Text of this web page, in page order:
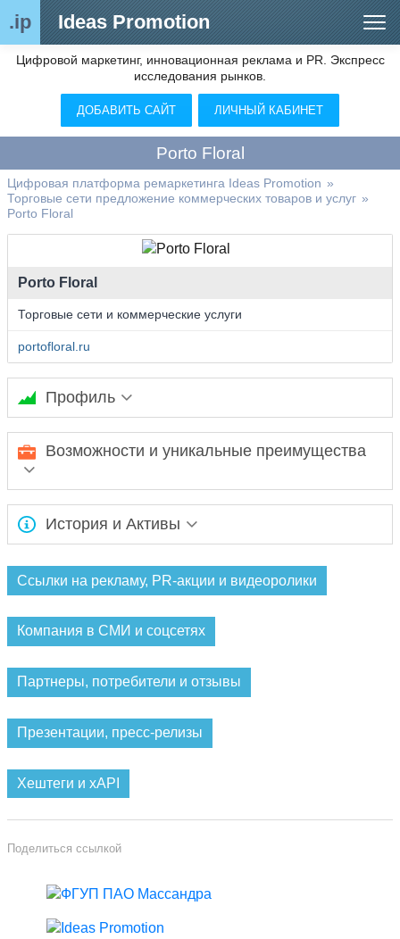
.ip Ideas Promotion
Сегменты рынка
Цифровой ремаркетинг (анализ рынка)
Видео
О нас
Контакты
Цифровой маркетинг, инновационная реклама и PR. Экспресс
исследования рынков.
ДОБАВИТЬ САЙТ ЛИЧНЫЙ КАБИНЕТ
Porto Floral
Цифровая платформа ремаркетинга Ideas Promotion »
Торговые сети предложение коммерческих товаров и услуг »
Porto Floral
Porto Floral
Торговые сети и коммерческие услуги
portofloral.ru
Профиль
Ожидается заполнение информации...
Возможности и уникальные преимущества
Ожидается заполнение информации...
История и Активы
Ссылки на рекламу, PR-акции и видеоролики
Компания в СМИ и соцсетях
Партнеры, потребители и отзывы
Презентации, пресс-релизы
Хештеги и xAPI
Поделиться ссылкой